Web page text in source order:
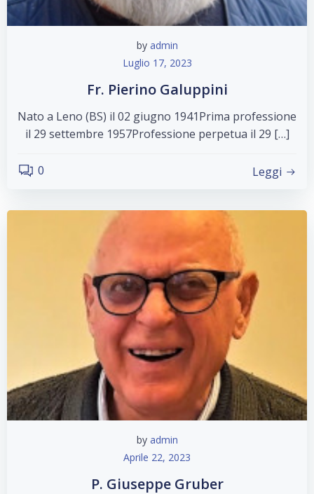
by admin
Luglio 17, 2023
Fr. Pierino Galuppini
Nato a Leno (BS) il 02 giugno 1941Prima professione
il 29 settembre 1957Professione perpetua il 29 […]
0 Leggi
by admin
Aprile 22, 2023
P. Giuseppe Gruber